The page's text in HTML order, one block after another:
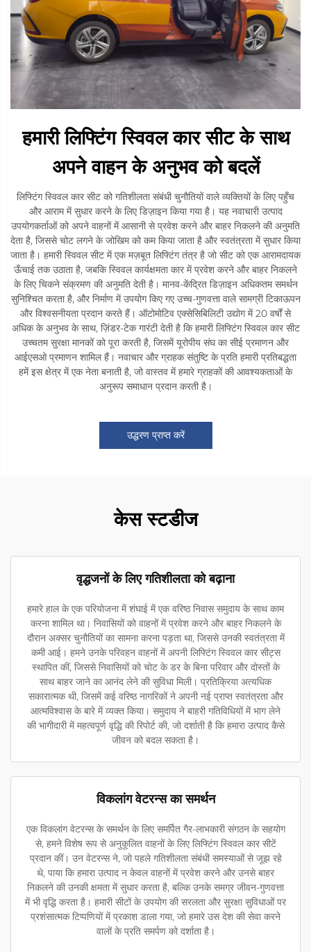
हमारी लिफ्टिंग स्विवल कार सीट के साथ
अपने वाहन के अनुभव को बदलें
लिफ्टिंग स्विवल कार सीट को गतिशीलता संबंधी चुनौतियों वाले व्यक्तियों के लिए पहुँच
और आराम में सुधार करने के लिए डिज़ाइन किया गया है। यह नवाचारी उत्पाद
उपयोगकर्ताओं को अपने वाहनों में आसानी से प्रवेश करने और बाहर निकलने की अनुमति
देता है, जिससे चोट लगने के जोखिम को कम किया जाता है और स्वतंत्रता में सुधार किया
जाता है। हमारी स्विवल सीट में एक मज़बूत लिफ्टिंग तंत्र है जो सीट को एक आरामदायक
ऊँचाई तक उठाता है, जबकि स्विवल कार्यक्षमता कार में प्रवेश करने और बाहर निकलने
के लिए चिकने संक्रमण की अनुमति देती है। मानव-केंद्रित डिज़ाइन अधिकतम समर्थन
सुनिश्चित करता है, और निर्माण में उपयोग किए गए उच्च-गुणवत्ता वाले सामग्री टिकाऊपन
और विश्वसनीयता प्रदान करते हैं। ऑटोमोटिव एक्सेसिबिलिटी उद्योग में 20 वर्षों से
अधिक के अनुभव के साथ, ज़िंडर-टेक गारंटी देती है कि हमारी लिफ्टिंग स्विवल कार सीट
उच्चतम सुरक्षा मानकों को पूरा करती है, जिसमें यूरोपीय संघ का सीई प्रमाणन और
आईएसओ प्रमाणन शामिल हैं। नवाचार और ग्राहक संतुष्टि के प्रति हमारी प्रतिबद्धता
हमें इस क्षेत्र में एक नेता बनाती है, जो वास्तव में हमारे ग्राहकों की आवश्यकताओं के
अनुरूप समाधान प्रदान करती है।
उद्धरण प्राप्त करें
केस स्टडीज
वृद्धजनों के लिए गतिशीलता को बढ़ाना
हमारे हाल के एक परियोजना में शंघाई में एक वरिष्ठ निवास समुदाय के साथ काम
करना शामिल था। निवासियों को वाहनों में प्रवेश करने और बाहर निकलने के
दौरान अक्सर चुनौतियों का सामना करना पड़ता था, जिससे उनकी स्वतंत्रता में
कमी आई। हमने उनके परिवहन वाहनों में अपनी लिफ्टिंग स्विवल कार सीट्स
स्थापित कीं, जिससे निवासियों को चोट के डर के बिना परिवार और दोस्तों के
साथ बाहर जाने का आनंद लेने की सुविधा मिली। प्रतिक्रिया अत्यधिक
सकारात्मक थी, जिसमें कई वरिष्ठ नागरिकों ने अपनी नई प्राप्त स्वतंत्रता और
आत्मविश्वास के बारे में व्यक्त किया। समुदाय ने बाहरी गतिविधियों में भाग लेने
की भागीदारी में महत्वपूर्ण वृद्धि की रिपोर्ट की, जो दर्शाती है कि हमारा उत्पाद कैसे
जीवन को बदल सकता है।
विकलांग वेटरन्स का समर्थन
एक विकलांग वेटरन्स के समर्थन के लिए समर्पित गैर-लाभकारी संगठन के सहयोग
से, हमने विशेष रूप से अनुकूलित वाहनों के लिए लिफ्टिंग स्विवल कार सीटें
प्रदान कीं। उन वेटरन्स ने, जो पहले गतिशीलता संबंधी समस्याओं से जूझ रहे
थे, पाया कि हमारा उत्पाद न केवल वाहनों में प्रवेश करने और उनसे बाहर
निकलने की उनकी क्षमता में सुधार करता है, बल्कि उनके समग्र जीवन-गुणवत्ता
में भी वृद्धि करता है। हमारी सीटों के उपयोग की सरलता और सुरक्षा सुविधाओं पर
प्रशंसात्मक टिप्पणियों में प्रकाश डाला गया, जो हमारे उस देश की सेवा करने
वालों के प्रति समर्पण को दर्शाता है।